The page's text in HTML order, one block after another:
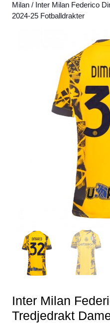
Milan / Inter Milan Federico
2024-25 Fotballdrakter
Inter Milan
Tredjedrakt